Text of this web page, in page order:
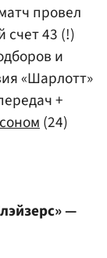
провел
счет 43 (!)
и
«Шарлотт»
+
(24)
—